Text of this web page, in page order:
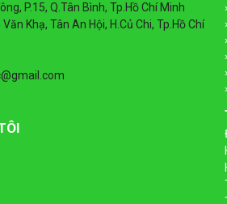
P.15, Q.Tân Bình, Tp.Hồ Chí Minh
Khạ, Tân An Hội, H.Củ Chi, Tp.Hồ Chí